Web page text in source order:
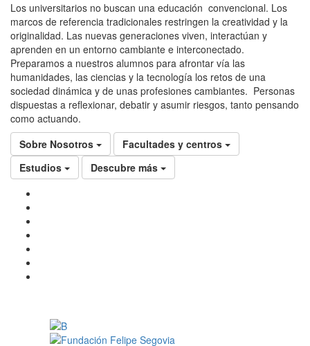
Los universitarios no buscan una educación convencional. Los
marcos de referencia tradicionales restringen la creatividad y la
originalidad. Las nuevas generaciones viven, interactúan y
aprenden en un entorno cambiante e interconectado.
Preparamos a nuestros alumnos para afrontar vía las
humanidades, las ciencias y la tecnología los retos de una
sociedad dinámica y de unas profesiones cambiantes. Personas
dispuestas a reflexionar, debatir y asumir riesgos, tanto pensando
como actuando.
Sobre Nosotros
Facultades y centros
Estudios
Descubre más